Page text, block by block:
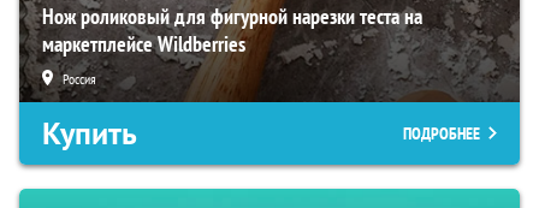
Нож роликовый для фигурной нарезки теста на
маркетплейсе Wildberries
Россия
Купить ПОДРОБНЕЕ